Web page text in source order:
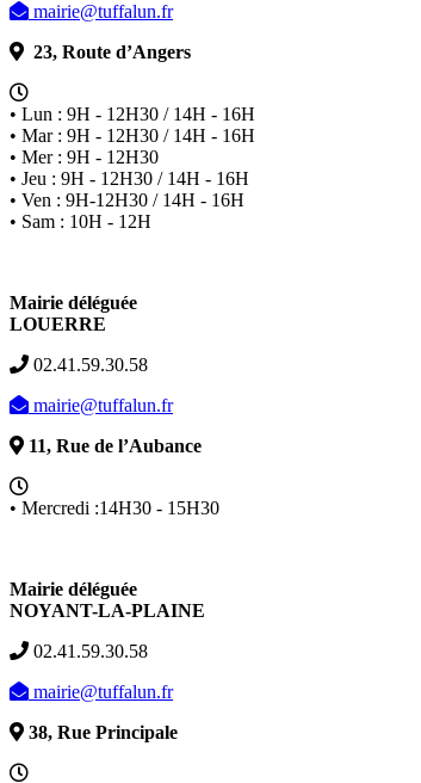
mairie@tuffalun.fr
23, Route d’Angers
• Lun : 9H - 12H30 / 14H - 16H
• Mar : 9H - 12H30 / 14H - 16H
• Mer : 9H - 12H30
• Jeu : 9H - 12H30 / 14H - 16H
• Ven : 9H-12H30 / 14H - 16H
• Sam : 10H - 12H
Mairie déléguée
LOUERRE
02.41.59.30.58
mairie@tuffalun.fr
11, Rue de l’Aubance
• Mercredi :14H30 - 15H30
Mairie déléguée
NOYANT-LA-PLAINE
02.41.59.30.58
mairie@tuffalun.fr
38, Rue Principale